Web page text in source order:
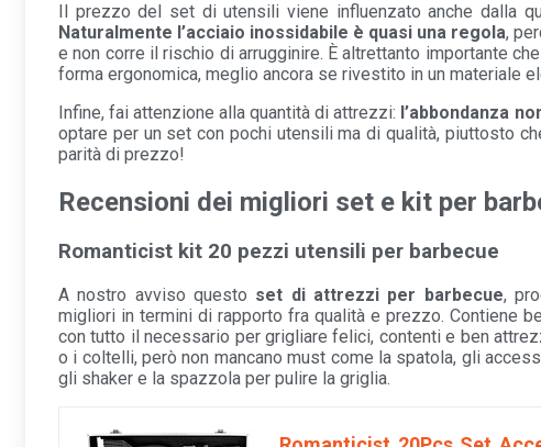
Il prezzo del set di utensili viene influenzato anche dalla
Naturalmente l’acciaio inossidabile è quasi una regola,
e non corre il rischio di arrugginire. È altrettanto importante che
forma ergonomica, meglio ancora se rivestito in un materiale
Infine, fai attenzione alla quantità di attrezzi: l’abbondanza
optare per un set con pochi utensili ma di qualità, piuttosto
parità di prezzo!
Recensioni dei migliori set e kit per
Romanticist kit 20 pezzi utensili per barbecue
A nostro avviso questo set di attrezzi per barbecue,
migliori in termini di rapporto fra qualità e prezzo. Contiene
con tutto il necessario per grigliare felici, contenti e ben
o i coltelli, però non mancano must come la spatola, gli
gli shaker e la spazzola per pulire la griglia.